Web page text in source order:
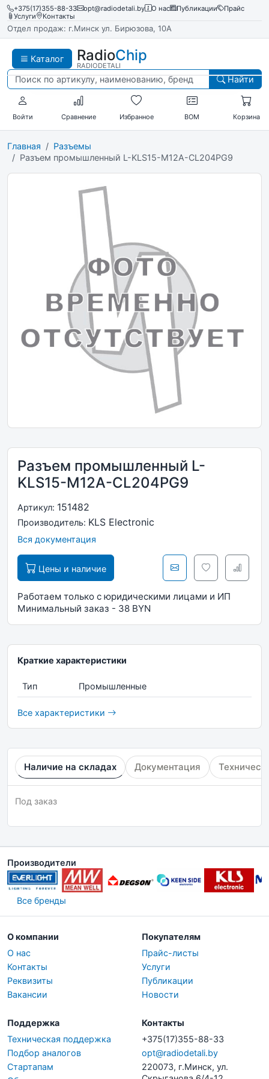
+375(17)355-88-33 opt@radiodetali.by О нас Публикации
Прайс
Услуги
Контакты
Отдел продаж: г.Минск ул. Бирюзова, 10А
Каталог RadioChip
RADIODETALI
Найти
Войти Сравнение Избранное BOM Корзина
Главная
Разъемы
Разъем промышленный L-KLS15-M12A-CL204PG9
Разъем промышленный L-
KLS15-M12A-CL204PG9
Артикул: 151482
Производитель: KLS Electronic
Вся документация
Цены и наличие
Работаем только с юридическими лицами и ИП
Минимальный заказ - 38 BYN
Краткие характеристики
Тип Промышленные
Все характеристики
Наличие на складах Документация
Под заказ
Производители
Все бренды
О компании
О нас
Контакты
Реквизиты
Вакансии
Покупателям
Прайс-листы
Услуги
Публикации
Новости
Поддержка
Техническая поддержка
Подбор аналогов
Стартапам
Контакты
+375(17)355-88-33
opt@radiodetali.by
220073, г.Минск, ул.